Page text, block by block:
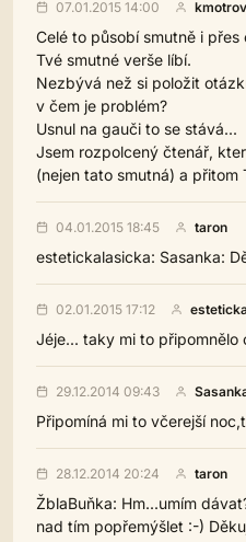
07.01.2015 14:00 kmotrov
Celé to působí smutně i
Tvé smutné verše líbí.
Nezbývá než si položit
v čem je problém?
Usnul na gauči to se stává...
Jsem rozpolcený čtenář,
(nejen tato smutná) a přitom
04.01.2015 18:45 taron
estetickalasicka: Sasanka:
02.01.2015 17:12
Jéje... taky mi to připomnělo
29.12.2014 09:43
Připomíná mi to včerejší
28.12.2014 20:24 taron
ŽblaBuňka: Hm...umím
nad tím popřemýšlet :-)